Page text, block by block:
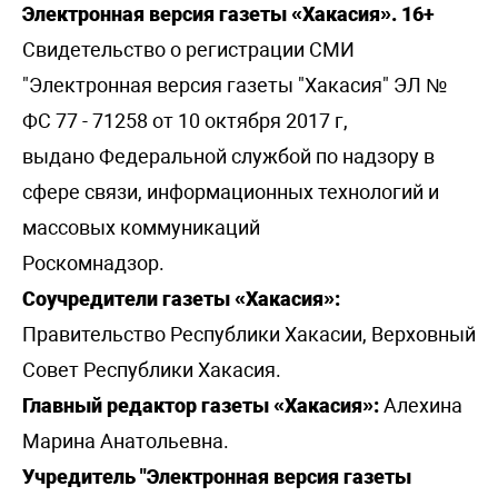
Электронная версия газеты «Хакасия». 16+
Свидетельство о регистрации СМИ
"Электронная версия газеты "Хакасия" ЭЛ №
ФС 77 - 71258 от 10 октября 2017 г,
выдано Федеральной службой по надзору в
сфере связи, информационных технологий и
массовых коммуникаций
Роскомнадзор.
Соучредители газеты «Хакасия»:
Правительство Республики Хакасии, Верховный
Совет Республики Хакасия.
Главный редактор газеты «Хакасия»:Алехина
Марина Анатольевна.
Учредитель "Электронная версия газеты